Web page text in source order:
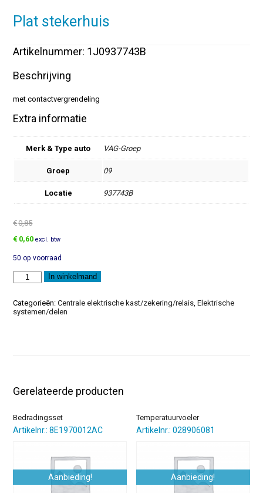
Plat stekerhuis
Artikelnummer: 1J0937743B
Beschrijving
met contactvergrendeling
Extra informatie
Merk & Type auto VAG-Groep
Groep 09
Locatie 937743B
€0,85
Oorspronkelijke
was:
€0,85.
€ 0,60Huidige
is:
€0,60.
excl. btw
50 op voorraad
stekerhuis
In winkelmand
Categorieën:Centrale elektrische kast/zekering/relais,Elektrische
systemen/delen
Gerelateerde producten
Bedradingsset
Artikelnr.: 8E1970012AC
Aanbieding!
Temperatuurvoeler
Artikelnr.: 028906081
Aanbieding!